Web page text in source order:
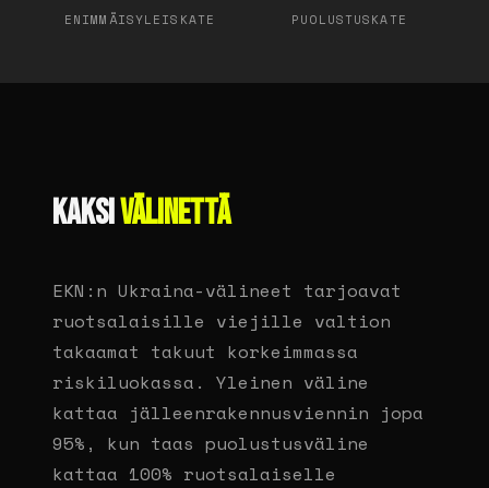
ENIMMÄISYLEISKATE PUOLUSTUSKATE
KAKSIVÄLINETTÄ
EKN:n Ukraina-välineet tarjoavat
ruotsalaisille viejille valtion
takaamat takuut korkeimmassa
riskiluokassa. Yleinen väline
kattaa jälleenrakennusviennin jopa
95%, kun taas puolustusväline
kattaa 100% ruotsalaiselle